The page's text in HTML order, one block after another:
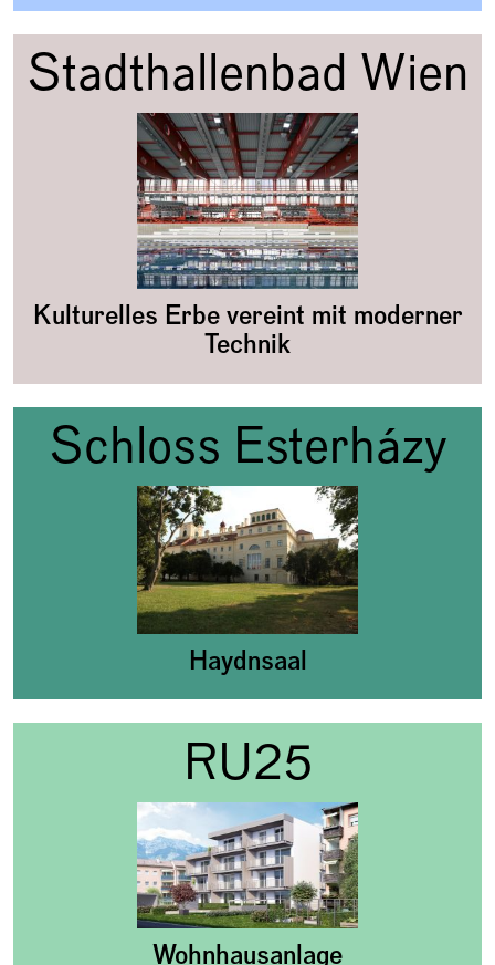
Stadthallenbad Wien
Kulturelles Erbe vereint mit moderner
Technik
Schloss Esterházy
Haydnsaal
RU25
Wohnhausanlage